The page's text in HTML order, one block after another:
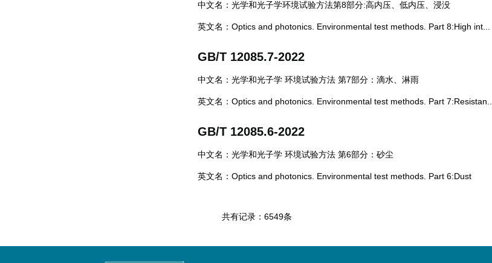
中文名：光学和光子学环境试验方法第8部分:高内压、低内压、浸没
英文名：Optics and photonics. Environmental test methods. Part 8:High int...
GB/T 12085.7-2022
中文名：光学和光子学 环境试验方法 第7部分：滴水、淋雨
英文名：Optics and photonics. Environmental test methods. Part 7:Resistan...
GB/T 12085.6-2022
中文名：光学和光子学 环境试验方法 第6部分：砂尘
英文名：Optics and photonics. Environmental test methods. Part 6:Dust
共有记录：6549条